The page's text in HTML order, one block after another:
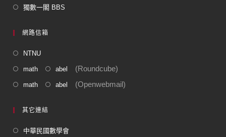
獨數一閣 BBS
網路信箱
NTNU
math abel (Roundcube)
math abel (Openwebmail)
其它連結
中華民國數學會